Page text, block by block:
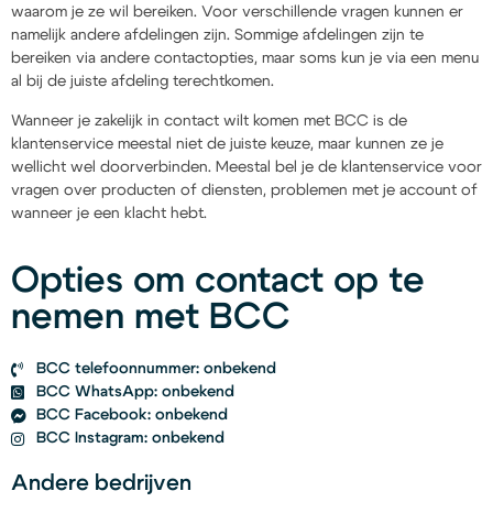
waarom je ze wil bereiken. Voor verschillende vragen kunnen er
namelijk andere afdelingen zijn. Sommige afdelingen zijn te
bereiken via andere contactopties, maar soms kun je via een menu
al bij de juiste afdeling terechtkomen.
Wanneer je zakelijk in contact wilt komen met BCC is de
klantenservice meestal niet de juiste keuze, maar kunnen ze je
wellicht wel doorverbinden. Meestal bel je de klantenservice voor
vragen over producten of diensten, problemen met je account of
wanneer je een klacht hebt.
Opties om contact op te
nemen met BCC
BCC telefoonnummer: onbekend
BCC WhatsApp: onbekend
BCC Facebook: onbekend
BCC Instagram: onbekend
Andere bedrijven